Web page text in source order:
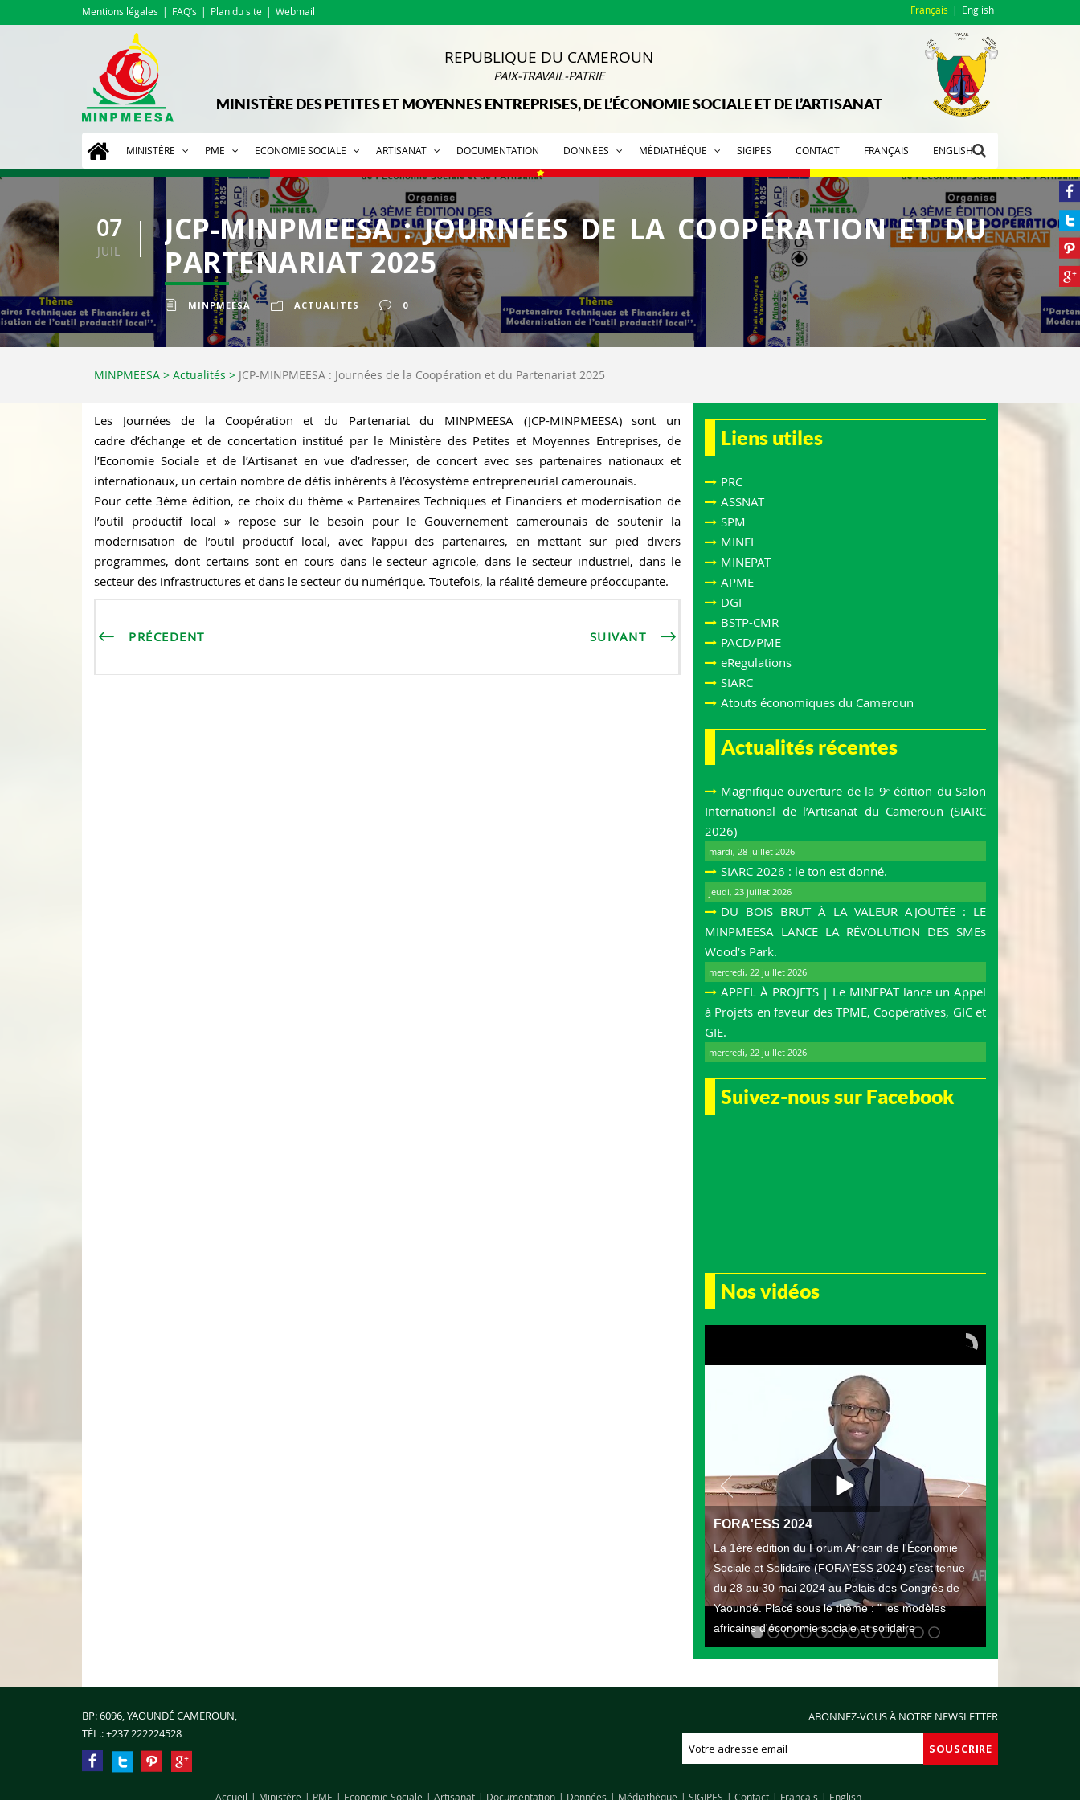
Mentions légales FAQ’s Plan du site Webmail Français English
REPUBLIQUE DU CAMEROUN
PAIX-TRAVAIL-PATRIE
MINISTÈRE DES PETITES ET MOYENNES ENTREPRISES, DE L’ÉCONOMIE SOCIALE ET DE L’ARTISANAT
MINISTÈRE PME ECONOMIE SOCIALE ARTISANAT DOCUMENTATION DONNÉES MÉDIATHÈQUE SIGIPES CONTACT FRANÇAIS ENGLISH
07
JUIL
JCP-MINPMEESA : JOURNÉES DE LA COOPÉRATION ET DU
PARTENARIAT 2025
MINPMEESA ACTUALITÉS 0
MINPMEESA > Actualités > JCP-MINPMEESA : Journées de la Coopération et du Partenariat 2025
Les Journées de la Coopération et du Partenariat du MINPMEESA (JCP-MINPMEESA) sont un
cadre d’échange et de concertation institué par le Ministère des Petites et Moyennes Entreprises, de
l’Economie Sociale et de l’Artisanat en vue d’adresser, de concert avec ses partenaires nationaux et
internationaux, un certain nombre de défis inhérents à l’écosystème entrepreneurial camerounais.
Pour cette 3ème édition, ce choix du thème « Partenaires Techniques et Financiers et modernisation de
l’outil productif local » repose sur le besoin pour le Gouvernement camerounais de soutenir la
modernisation de l’outil productif local, avec l’appui des partenaires, en mettant sur pied divers
programmes, dont certains sont en cours dans le secteur agricole, dans le secteur industriel, dans le
secteur des infrastructures et dans le secteur du numérique. Toutefois, la réalité demeure préoccupante.
PRÉCEDENT SUIVANT
Liens utiles
PRC
ASSNAT
SPM
MINFI
MINEPAT
APME
DGI
BSTP-CMR
PACD/PME
eRegulations
SIARC
Atouts économiques du Cameroun
Actualités récentes
Magnifique ouverture de la 9ᵉ édition du Salon
International de l’Artisanat du Cameroun (SIARC
2026)
mardi, 28 juillet 2026
SIARC 2026 : le ton est donné.
jeudi, 23 juillet 2026
DU BOIS BRUT À LA VALEUR AJOUTÉE : LE
MINPMEESA LANCE LA RÉVOLUTION DES SMEs
Wood’s Park.
mercredi, 22 juillet 2026
APPEL À PROJETS | Le MINEPAT lance un Appel
à Projets en faveur des TPME, Coopératives, GIC et
GIE.
mercredi, 22 juillet 2026
Suivez-nous sur Facebook
Nos vidéos
FORA'ESS 2024
La 1ère édition du Forum Africain de l'Économie
Sociale et Solidaire (FORA'ESS 2024) s’est tenue
du 28 au 30 mai 2024 au Palais des Congrès de
Yaoundé. Placé sous le thème : " les modèles
africains d'économie sociale et solidaire
BP: 6096, YAOUNDÉ CAMEROUN,
TÉL.:+237 222224528
ABONNEZ-VOUS À NOTRE NEWSLETTER
Accueil Ministère PME Economie Sociale Artisanat Documentation Données Médiathèque SIGIPES Contact Français English